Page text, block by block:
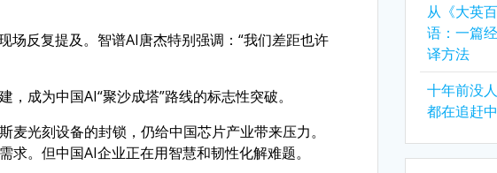
反复提及。智谱AI唐杰特别强调：“我们差距也许
成为中国AI“聚沙成塔”路线的标志性突破。
光刻设备的封锁，仍给中国芯片产业带来压力。
。但中国AI企业正在用智慧和韧性化解难题。
从《大英
语：一篇
译方法
十年前没
都在追赶